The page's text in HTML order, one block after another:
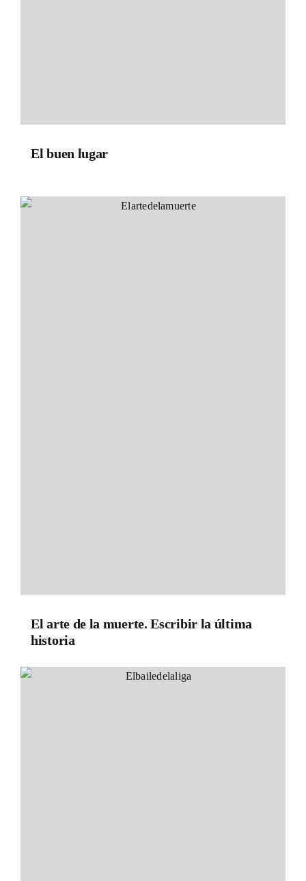
El buen lugar
El arte de la muerte. Escribir la última
historia